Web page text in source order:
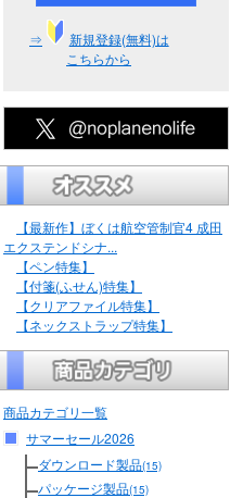
⇒
新規登録(無料)は
こちらから
【最新作】ぼくは航空管制官4 成田
エクステンドシナ...
【ペン特集】
【付箋(ふせん)特集】
【クリアファイル特集】
【ネックストラップ特集】
商品カテゴリ一覧
サマーセール2026
ダウンロード製品(15)
パッケージ製品(15)